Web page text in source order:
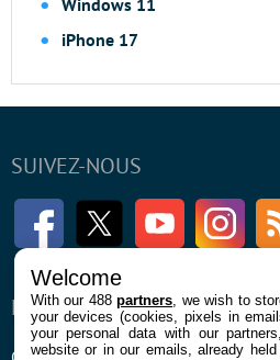
Windows 11
iPhone 17
SUIVEZ-NOUS
FacebookTwitter Youtube
ENTREPRISE À
Welcome
With our 488partners , we wish to
your devices (cookies, pixels in
your personal data with our
website or in our emails, already